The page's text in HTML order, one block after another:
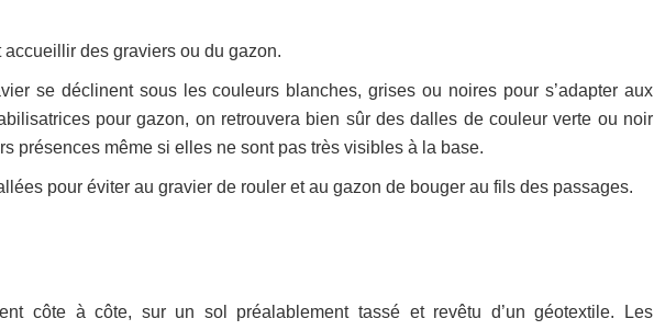
accueillir des graviers ou du gazon.
se déclinent sous les couleurs blanches, grises ou noires pour s’adapter aux
pour gazon, on retrouvera bien sûr des dalles de couleur verte ou noir
présences même si elles ne sont pas très visibles à la base.
pour éviter au gravier de rouler et au gazon de bouger au fils des passages.
côte à côte, sur un sol préalablement tassé et revêtu d’un géotextile. Les